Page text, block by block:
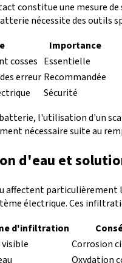
constitue une mesure
nécessite des outils
Importance
cosses Essentielle
erreur Recommandée
Sécurité
l'utilisation d'un
nécessaire suite au
d'eau et
affectent particulièrement
électrique. Ces
d'infiltration
Corrosion
Oxydation